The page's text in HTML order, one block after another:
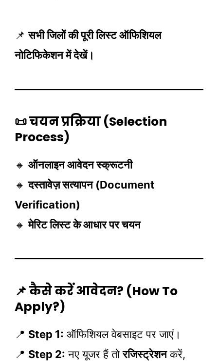
📌सभी जिलों की पूरी लिस्ट ऑफिशियल
नोटिफिकेशन में देखें।
📜 चयन प्रक्रिया (Selection
Process)
🔸 ऑनलाइन आवेदन स्क्रूटनी
🔸दस्तावेज़ सत्यापन (Document
Verification)
🔸मेरिट लिस्ट के आधार पर चयन
📌 कैसे करें आवेदन? (How To
Apply?)
📍 Step 1: ऑफिशियल वेबसाइट पर जाएं।
📍 Step 2: नए यूजर हैं तोरजिस्ट्रेशनकरें,